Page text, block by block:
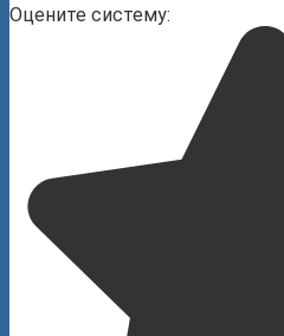
Оцените систему: